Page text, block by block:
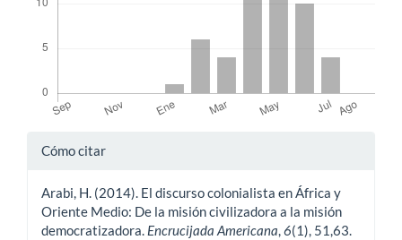
Detalles
artículo
Cómo citar
Arabi, H. (2014). El discurso colonialista en África y
Oriente Medio: De la misión civilizadora a la misión
democratizadora. Encrucijada Americana,6(1), 51,63.